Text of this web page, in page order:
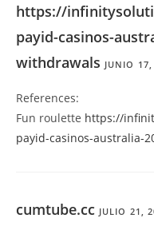
https://
payid-casinos-
withdrawals JUNIO
References:
Fun roulette https://
payid-casinos-australia-
cumtube.cc JULIO 21,